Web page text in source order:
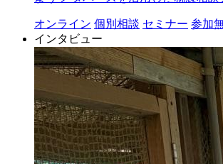
オンライン 個別相談 セミナー 参加
インタビュー